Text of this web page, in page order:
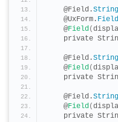
    @Field.
String
    @UxForm.
    @
Field(
private
    @Field.
String
    @
Field(
private
    @Field.
String
    @
Field(
private